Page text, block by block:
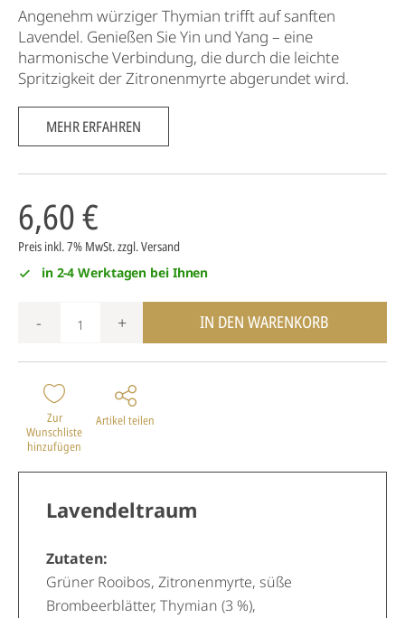
Angenehm würziger Thymian trifft auf sanften
Lavendel. Genießen Sie Yin und Yang – eine
harmonische Verbindung, die durch die leichte
Spritzigkeit der Zitronenmyrte abgerundet wird.
MEHR ERFAHREN
6,60 €
Preis inkl. 7% MwSt.zzgl. Versand
in 2-4 Werktagen bei Ihnen
+
- IN DEN WARENKORB
Zur
Wunschliste
hinzufügen
Artikel teilen
Lavendeltraum
Zutaten:
Grüner Rooibos, Zitronenmyrte, süße
Brombeerblätter, Thymian (3 %),